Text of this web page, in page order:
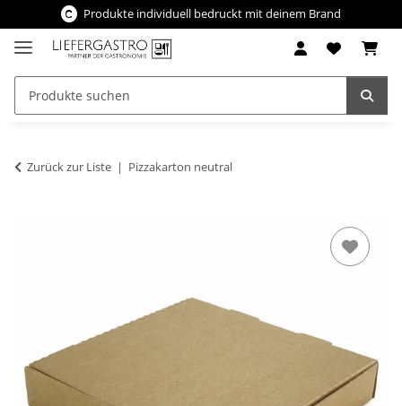
Produkte individuell bedruckt mit deinem Brand
Zurück zur Liste Pizzakarton neutral